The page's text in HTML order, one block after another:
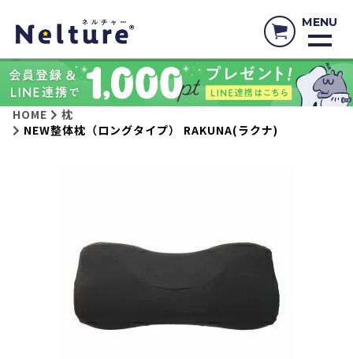
MENU
HOME
枕
NEW整体枕（ロングタイプ） RAKUNA(ラクナ)